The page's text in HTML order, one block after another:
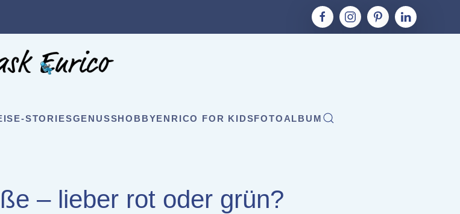
STORIESGENUSSHOBBYENRICO FOR KIDSFOTOALBUM
– lieber rot oder grün?